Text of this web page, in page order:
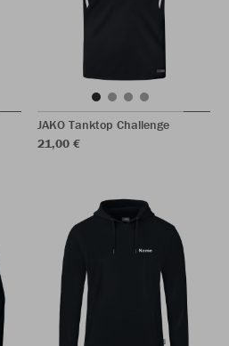
JAKO Tanktop Challenge
21,00 €